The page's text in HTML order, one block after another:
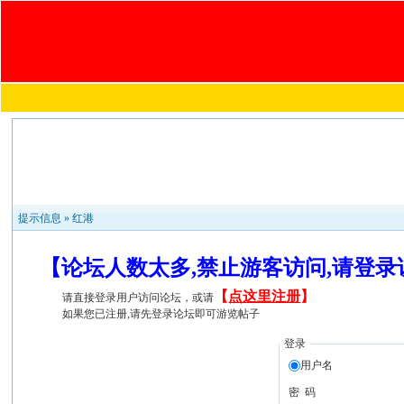
提示信息 »红港
【论坛人数太多,禁止游客访问,请登
请直接登录用户访问论坛，或请 【 点这里注册】
如果您已注册,请先登录论坛即可游览帖子
登录
用户名
密 码